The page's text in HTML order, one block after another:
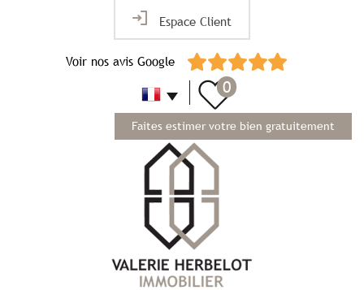
Espace Client
Voir nos avis Google
Faites estimer votre bien gratuitement
0